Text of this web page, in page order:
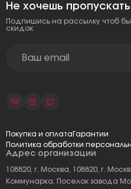
Адрес организации
108820, г. Москва, 108820, г.
Коммунарка, Поселок завода
Не хочешь
Подпишись на рассылку чтоб
скидок
Покупка и оплата Гарантии
Политика обработки